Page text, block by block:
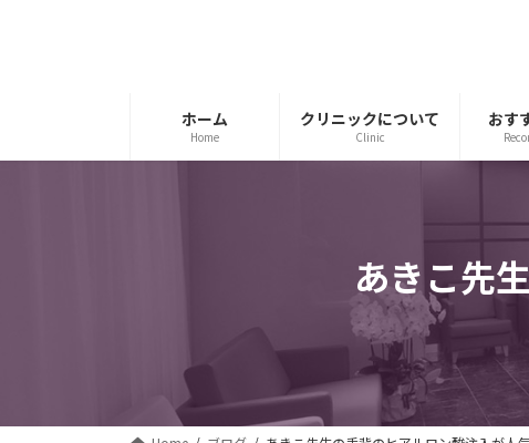
ホーム
Home
クリニックについて
Clinic
おす
あきこ先